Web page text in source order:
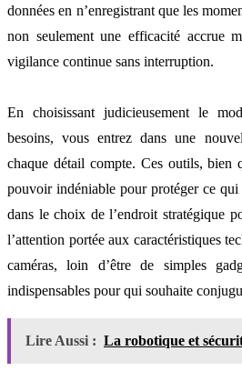
données en n’enregistrant que les
non seulement une efficacité accrue
vigilance continue sans interruption.
En choisissant judicieusement le
besoins, vous entrez dans une
chaque détail compte. Ces outils, bien
pouvoir indéniable pour protéger ce
dans le choix de l’endroit stratégique
l’attention portée aux caractéristiques
caméras, loin d’être de simples
indispensables pour qui souhaite
Lire Aussi : La robotique et